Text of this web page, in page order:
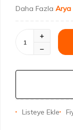
Daha Fazla Arya
Listeye Ekle